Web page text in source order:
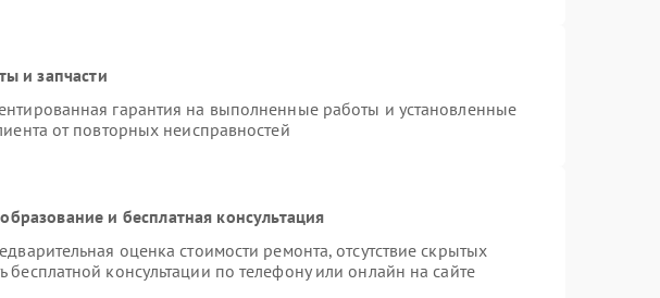
и запчасти
гарантия на выполненные работы и установленные
от повторных неисправностей
и бесплатная консультация
оценка стоимости ремонта, отсутствие скрытых
бесплатной консультации по телефону или онлайн на сайте